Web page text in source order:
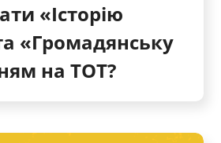
«Історію
«Громадянську
на ТОТ?